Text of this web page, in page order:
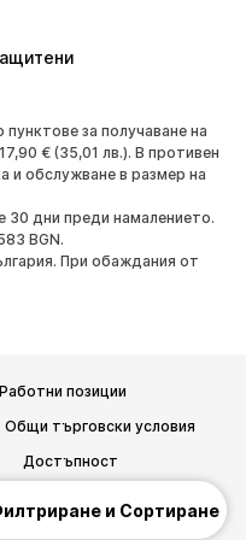
и Сортиране
обувки
за получаване на
€ (35,01 лв.). В противен
и обслужване в размер на
30 дни преди намалението.
BGN.
При обаждания от
Работни позиции
Общи търговски условия
Достъпност
& Co. KG